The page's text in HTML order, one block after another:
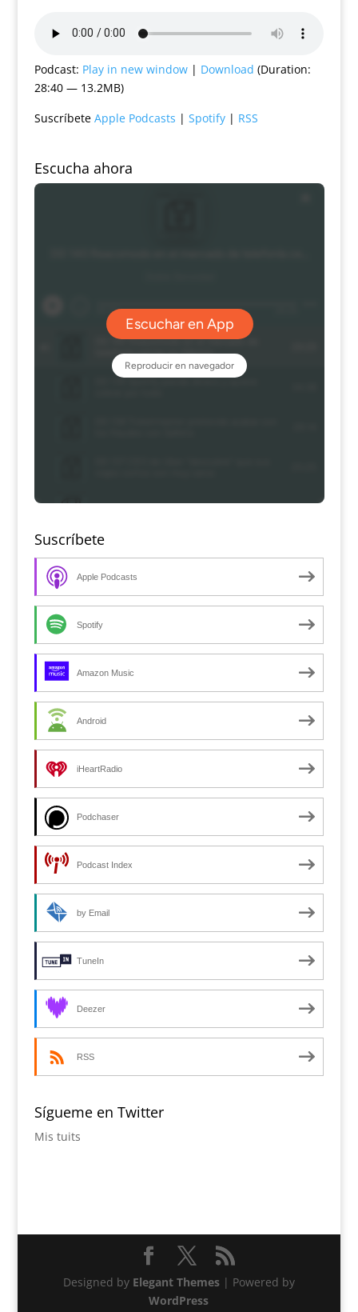
Podcast: Play in new window| Download (Duration:
28:40 — 13.2MB)
Suscríbete Apple Podcasts | Spotify| RSS
Escucha ahora
Suscríbete
Apple Podcasts
Spotify
Amazon Music
Android
iHeartRadio
Podchaser
Podcast Index
by Email
TuneIn
Deezer
RSS
Sígueme en Twitter
Mis tuits
Designed by Elegant Themes| Powered by
WordPress